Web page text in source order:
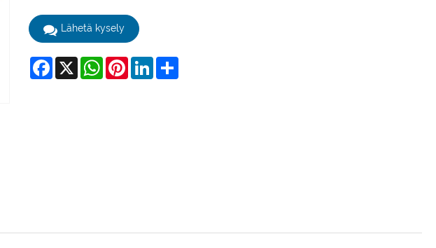
Lähetä kysely
Facebook
X WhatsAppPinterestLinkedInShare